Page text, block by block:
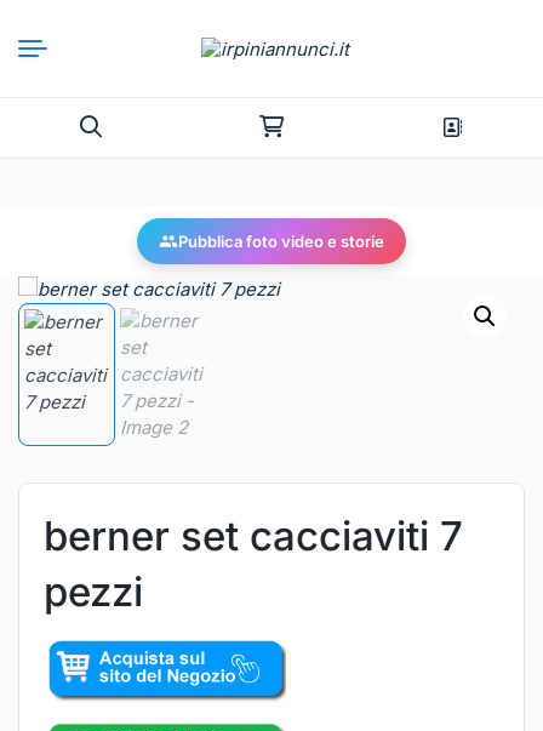
Pubblica foto video e storie
berner set cacciaviti 7
pezzi